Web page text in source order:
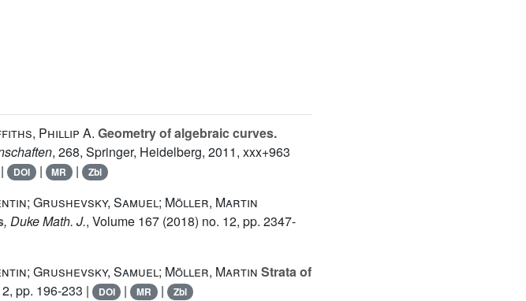
Phillip A. Geometry of algebraic curves.
, 268, Springer, Heidelberg, 2011, xxx+963
DOI | MR | Zbl
Grushevsky, Samuel; Möller, Martin
, Duke Math. J., Volume 167 (2018) no. 12, pp. 2347-
Grushevsky, Samuel; Möller, Martin Strata of
pp. 196-233 | DOI | MR | Zbl